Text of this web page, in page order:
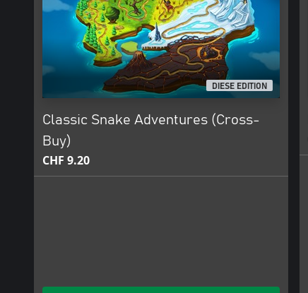
DIESE EDITION
Classic Snake Adventures (Cross-
Buy)
CHF 9.20